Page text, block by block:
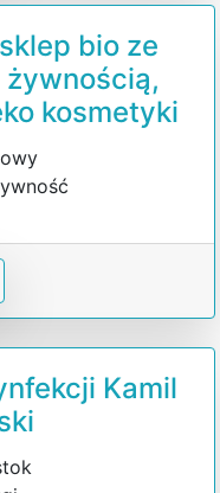
bio ze
kosmetyki
Kamil